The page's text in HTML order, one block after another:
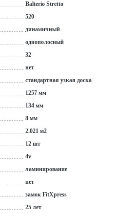
Balterio Stretto
520
динамичный
однополосный
32
нет
стандартная узкая доска
1257 мм
134 мм
8 мм
2.021 м2
12 шт
4v
ламинирование
нет
замок FitXpress
25 лет